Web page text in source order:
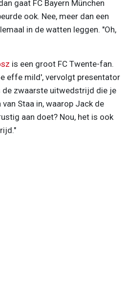
gaat FC Bayern München
ook. Nee, meer dan een
in de watten leggen. "Oh,
is een groot FC Twente-fan.
effe mild', vervolgt presentator
de zwaarste uitwedstrijd die je
Staa in, waarop Jack de
aan doet? Nou, het is ook